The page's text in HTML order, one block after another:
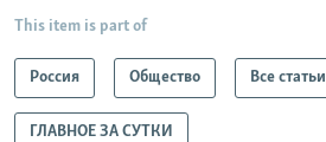
This item is part of
Россия Общество Все статьи
ГЛАВНОЕ ЗА СУТКИ